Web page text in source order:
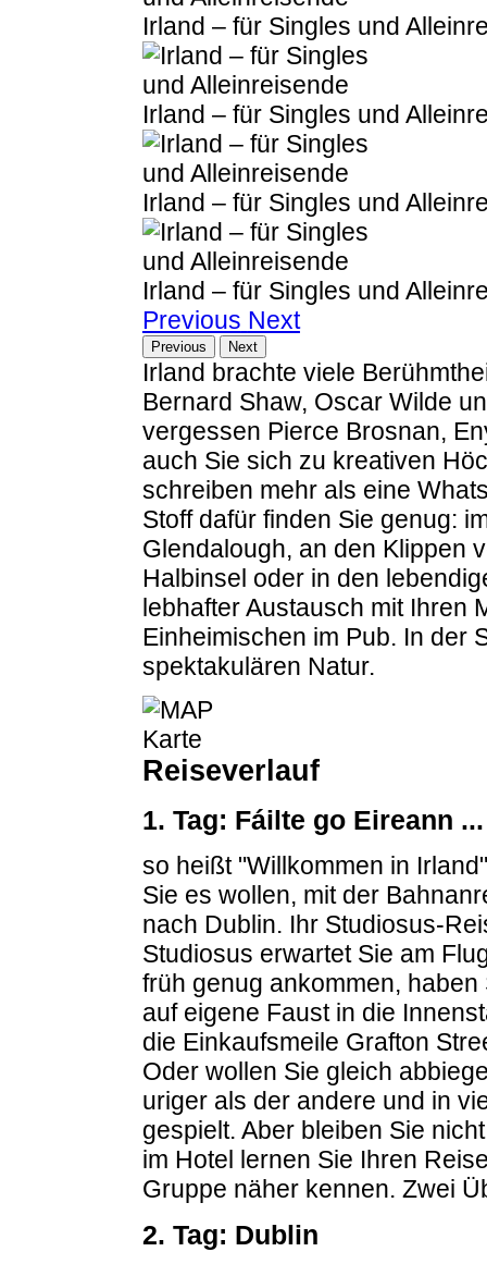
Irland – für Singles und
Irland – für Singles und
Irland – für Singles und
Irland – für Singles und
Previous Next
Previous Next
Irland brachte viele
Bernard Shaw, Oscar Wilde
vergessen Pierce Brosnan,
auch Sie sich zu kreativen
schreiben mehr als eine
Stoff dafür finden Sie genug:
Glendalough, an den Klippen
Halbinsel oder in den
lebhafter Austausch mit Ihren
Einheimischen im Pub. In der
spektakulären Natur.
Reiseverlauf
1. Tag: Fáilte go Eireann ...
so heißt "Willkommen in
Sie es wollen, mit der
nach Dublin. Ihr Studiosus-
Studiosus erwartet Sie am
früh genug ankommen,
auf eigene Faust in die
die Einkaufsmeile Grafton
Oder wollen Sie gleich
uriger als der andere und in
gespielt. Aber bleiben Sie
im Hotel lernen Sie Ihren
Gruppe näher kennen. Zwei
2. Tag: Dublin